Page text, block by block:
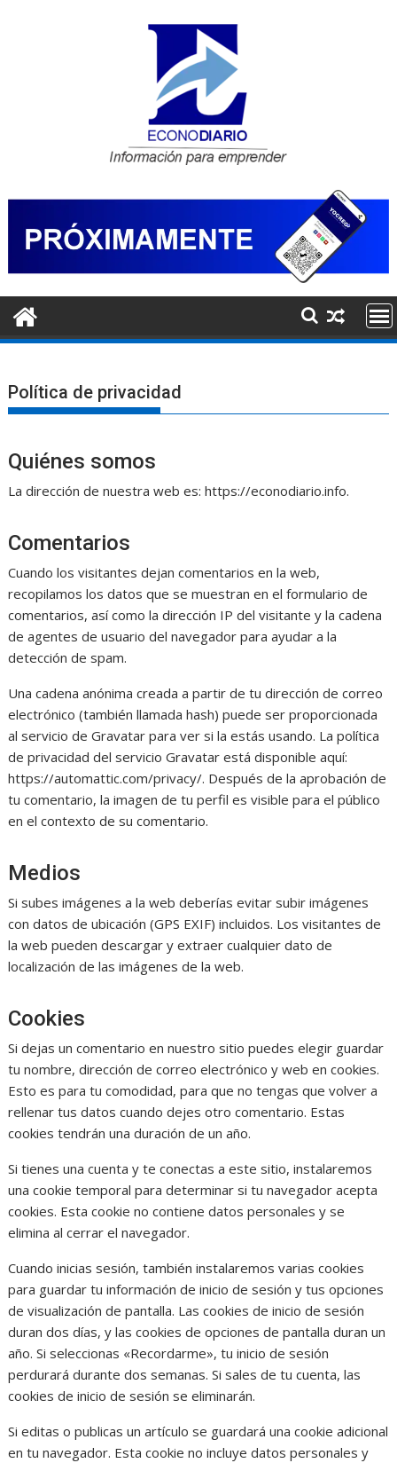
Política de privacidad
Quiénes somos
La dirección de nuestra web es: https://econodiario.info.
Comentarios
Cuando los visitantes dejan comentarios en la web,
recopilamos los datos que se muestran en el formulario de
comentarios, así como la dirección IP del visitante y la cadena
de agentes de usuario del navegador para ayudar a la
detección de spam.
Una cadena anónima creada a partir de tu dirección de correo
electrónico (también llamada hash) puede ser proporcionada
al servicio de Gravatar para ver si la estás usando. La política
de privacidad del servicio Gravatar está disponible aquí:
https://automattic.com/privacy/. Después de la aprobación de
tu comentario, la imagen de tu perfil es visible para el público
en el contexto de su comentario.
Medios
Si subes imágenes a la web deberías evitar subir imágenes
con datos de ubicación (GPS EXIF) incluidos. Los visitantes de
la web pueden descargar y extraer cualquier dato de
localización de las imágenes de la web.
Cookies
Si dejas un comentario en nuestro sitio puedes elegir guardar
tu nombre, dirección de correo electrónico y web en cookies.
Esto es para tu comodidad, para que no tengas que volver a
rellenar tus datos cuando dejes otro comentario. Estas
cookies tendrán una duración de un año.
Si tienes una cuenta y te conectas a este sitio, instalaremos
una cookie temporal para determinar si tu navegador acepta
cookies. Esta cookie no contiene datos personales y se
elimina al cerrar el navegador.
Cuando inicias sesión, también instalaremos varias cookies
para guardar tu información de inicio de sesión y tus opciones
de visualización de pantalla. Las cookies de inicio de sesión
duran dos días, y las cookies de opciones de pantalla duran un
año. Si seleccionas «Recordarme», tu inicio de sesión
perdurará durante dos semanas. Si sales de tu cuenta, las
cookies de inicio de sesión se eliminarán.
Si editas o publicas un artículo se guardará una cookie adicional
en tu navegador. Esta cookie no incluye datos personales y